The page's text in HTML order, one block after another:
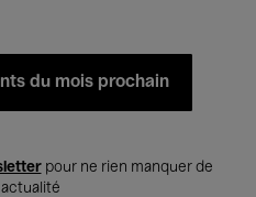
du mois prochain
pour ne rien manquer de